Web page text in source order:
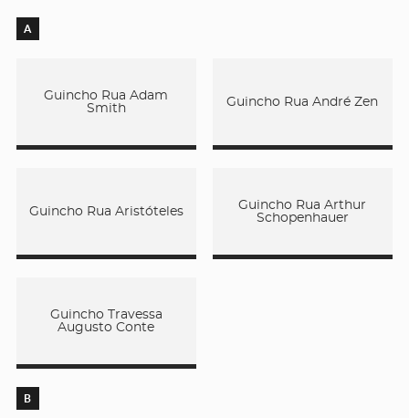
A
Guincho Rua Adam
Smith
Guincho Rua André Zen
Guincho Rua Aristóteles
Guincho Rua Arthur
Schopenhauer
Guincho Travessa
Augusto Conte
B